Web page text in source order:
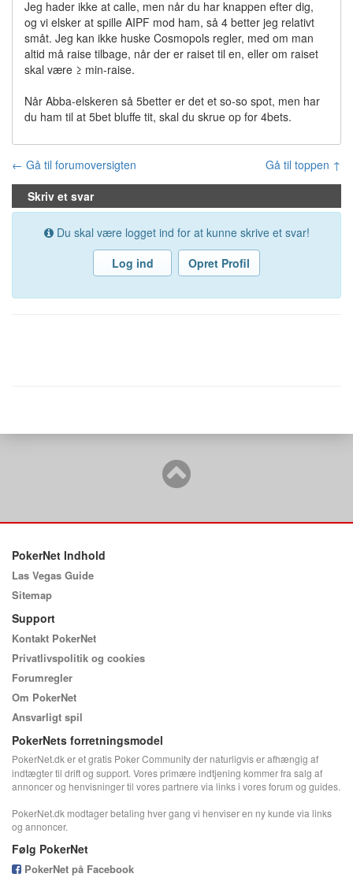
Jeg hader ikke at calle, men når du har knappen efter dig,
og vi elsker at spille AIPF mod ham, så 4 better jeg relativt
småt. Jeg kan ikke huske Cosmopols regler, med om man
altid må raise tilbage, når der er raiset til en, eller om raiset
skal være ≥ min-raise.
Når Abba-elskeren så 5better er det et so-so spot, men har
du ham til at 5bet bluffe tit, skal du skrue op for 4bets.
← Gå til forumoversigten
Gå til toppen ↑
Skriv et svar
Du skal være logget ind for at kunne skrive et svar!
Log ind
Opret Profil
PokerNet Indhold
Las Vegas Guide
Sitemap
Support
Kontakt PokerNet
Privatlivspolitik og cookies
Forumregler
Om PokerNet
Ansvarligt spil
PokerNets forretningsmodel
PokerNet.dk er et gratis Poker Community der naturligvis er afhængig af
indtægter til drift og support. Vores primære indtjening kommer fra salg af
annoncer og henvisninger til vores partnere via links i vores forum og guides.
PokerNet.dk modtager betaling hver gang vi henviser en ny kunde via links
og annoncer.
Følg PokerNet
PokerNet på Facebook